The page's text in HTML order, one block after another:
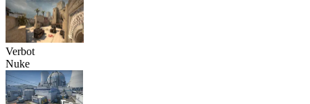
Verbot
Nuke